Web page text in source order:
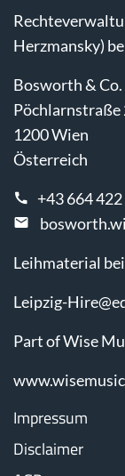
Herzmansky)
Bosworth &
Pöchlarnstraße
1200 Wien
Österreich
+43 664
Leihmaterial
Leipzig-
Part of Wise
Impressum
Disclaimer